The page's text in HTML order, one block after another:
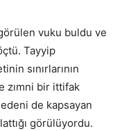
vuku buldu ve
Tayyip
sınırlarının
zımni bir ittifak
de kapsayan
görülüyordu.